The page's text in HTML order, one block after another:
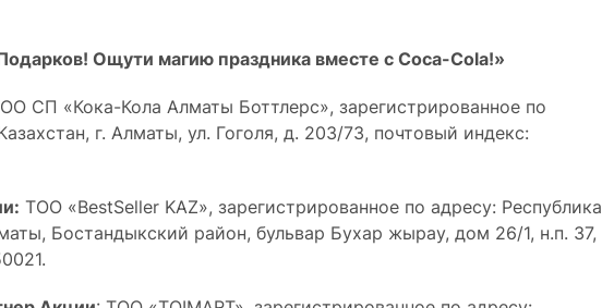
Ощути магию праздника вместе с Coca-Cola!»
СП «Кока-Кола Алматы Боттлерс», зарегистрированное по
г. Алматы, ул. Гоголя, д. 203/73, почтовый индекс:
ТОО «BestSeller KAZ», зарегистрированное по адресу: Республика
Бостандыкский район, бульвар Бухар жырау, дом 26/1, н.п. 37,